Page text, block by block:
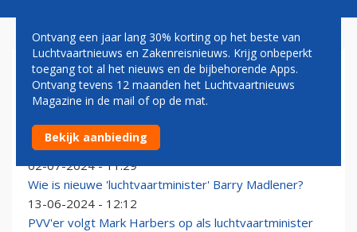
MARK HARBERS
Barry Madlener aan de slag als nieuwe
luchtvaartminister
02-07-2024 - 11:29
Wie is nieuwe 'luchtvaartminister' Barry Madlener?
13-06-2024 - 12:12
PVV'er volgt Mark Harbers op als luchtvaartminister
Ontvang een jaar lang 30% korting op het beste van
Luchtvaartnieuws en Zakenreisnieuws. Krijg onbeperkt
toegang tot al het nieuws en de bijbehorende Apps.
Ontvang tevens 12 maanden het Luchtvaartnieuws
Magazine in de mail of op de mat.
Bekijk aanbieding